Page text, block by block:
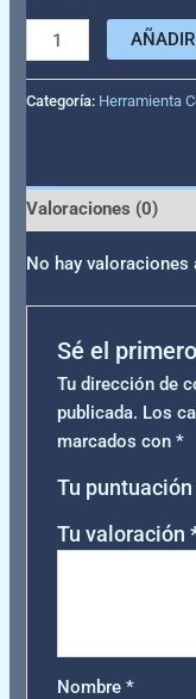
Categoría: Herramienta
Valoraciones (0)
No hay valoraciones
Sé el
Tu dirección de
publicada. Los
marcados con *
Tu puntuación
Tu valoración
Nombre *